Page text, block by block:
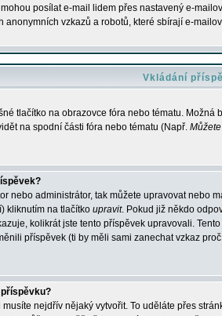
posílat e-mail lidem přes nastavený e-
anonymních vzkazů a robotů, které sbírají e-
Vkládání
tlačítko na obrazovce fóra nebo tématu.
na spodní části fóra nebo tématu (Např.
nebo administrátor, tak můžete upravovat nebo
kliknutím na tlačítko upravit. Pokud již někdo
kolikrát jste tento příspěvek upravovali.
příspěvek (ti by měli sami zanechat vzkaz
nejdřív nějaký vytvořit. To uděláte přes